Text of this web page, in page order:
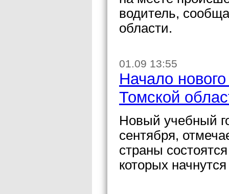
водитель,
области.
01.09 13:55
Начало
Томской
Новый учебный
сентября,
страны
которых